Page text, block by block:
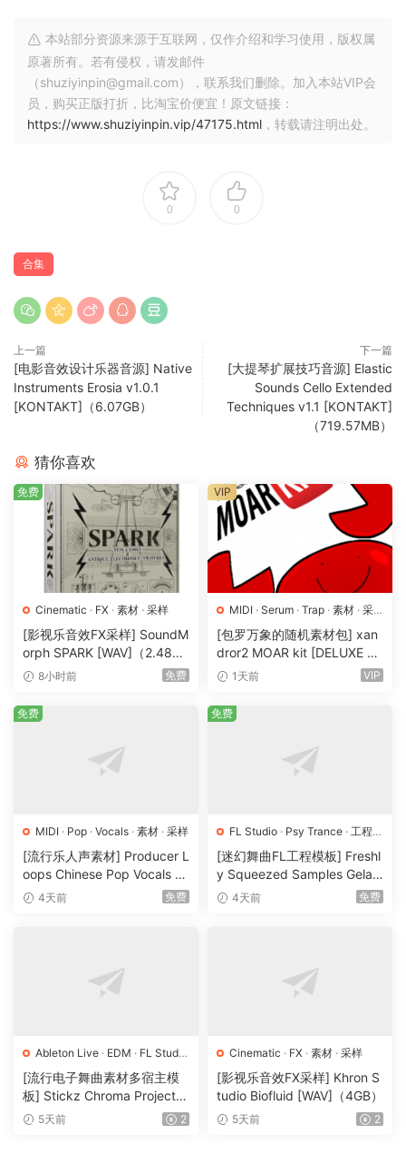
购买Fatality终极版套装，您还将获得所有独家工程文件，其中
包含暗黑风格的Phonk鼓组、迷幻的旋律和强劲的母带处理
链。
此外
Fatality is your ultimate weapon for crafting aggressive,
Built for producers who want to push their sound beyond
demands without sacrificing clarity or power.
Phonk at its core but enhanced with rhythmic DNA from
Trap and modern EDM for a hybrid-ready sound palette.
FL Studio Templates:
From Underground to Viral
Explore ready-to-edit Phonk Project Files crafted for
producers who want to deconstruct and learn what makes
this genre so addictive.
Perfect for learning the structure, sound design, and
energy that define the genre.
Built using only FL Studio Stock Plugins.
Fatal Drum Collection:450+ Raw One Shot Samples &
Drum Loops
featuring distroted drums, gritty cowbells, and
A fusion of Reggaeton, Trap, and Synthwave perfect for
Dirty Phonk Serum Presets:
Bold Sounds. Instant Inspiration.
Get access to a cutting-edge library of Serum Presets
give you the tools to push boundaries and shape your own
*You’ll automatically get an email whenever we release a
new project file*
When you purchase the Fatality Ultimate Edition Pack,
you’ll also receive all the bonus exclusive project files
本站部分资源来源于互联网，仅作介绍和学习使用，版权属
原著所有。若有侵权，请发邮件
（shuziyinpin@gmail.com），联系我们删除。加入本站VIP会
员，购买正版打折，比淘宝价便宜！原文链接：
https://www.shuziyinpin.vip/47175.html ，转载请注明出处。
0 0
合集
上一篇
[电影音效设计乐器音源] Native
Instruments Erosia v1.0.1
[KONTAKT]（6.07GB）
下一篇
[大提琴扩展技巧音源] Elastic
Sounds Cello Extended
Techniques v1.1 [KONTAKT]
（719.57MB）
猜你喜欢
Cinematic · FX · 素材 · 采样
[影视乐音效FX采样] SoundM
orph SPARK [WAV]（2.48G
B）8小时前 免费
免费
MIDI · Serum · Trap · 素材 · 采
样·预置
[包罗万象的随机素材包] xan
dror2 MOAR kit [DELUXE VE
RSION] [WAV, MiDi]（3.1G
1天前 VIP
VIP
MIDI · Pop · Vocals · 素材 · 采样
[流行乐人声素材] Producer L
oops Chinese Pop Vocals Vo
l.1 [WAV, MiDi, REX]（3.21G
4天前 免费
免费
FL Studio · Psy Trance · 工程·
素材
采样
[迷幻舞曲FL工程模板] Freshl
y Squeezed Samples Gelar
di Template Essentials Vol.1
4天前 免费
免费
Ableton Live · EDM · FL Studio
· Logic Pro ·Pop · 工程· 素材
采样
[流行电子舞曲素材多宿主模
板] Stickz Chroma Project Fi
le Expansion（2.53GB）
5天前 2
Cinematic · FX · 素材 · 采样
[影视乐音效FX采样] Khron S
tudio Biofluid [WAV]（4GB）
5天前 2